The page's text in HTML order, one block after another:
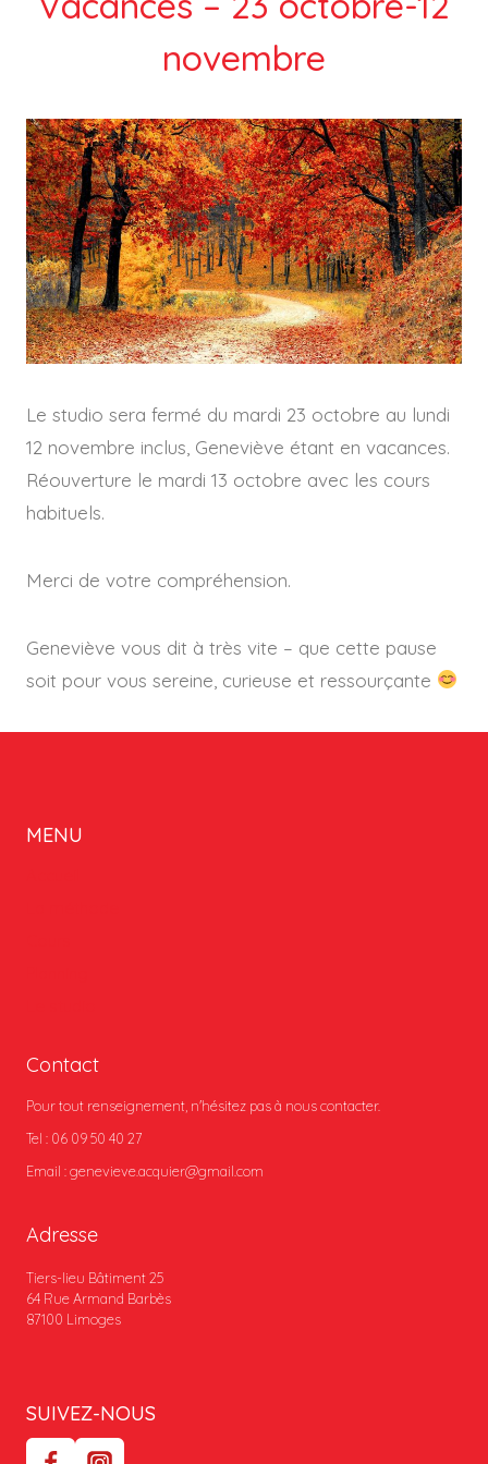
novembre
Le studio sera fermé du mardi 23 octobre au lundi
12 novembre inclus, Geneviève étant en vacances.
Réouverture le mardi 13 octobre avec les cours
habituels.
Merci de votre compréhension.
Geneviève vous dit à très vite – que cette pause
soit pour vous sereine, curieuse et ressourçante
MENU
Contact
Pour tout renseignement, n'hésitez pas à nous contacter.
Tel : 06 09 50 40 27
Email : genevieve.acquier@gmail.com
Adresse
Tiers-lieu Bâtiment 25
64 Rue Armand Barbès
87100 Limoges
SUIVEZ-NOUS